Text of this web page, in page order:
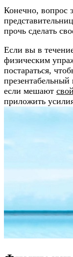
Конечно, вопрос
прочь сделать
Если вы в
физическим
постараться,
если мешают
приложить